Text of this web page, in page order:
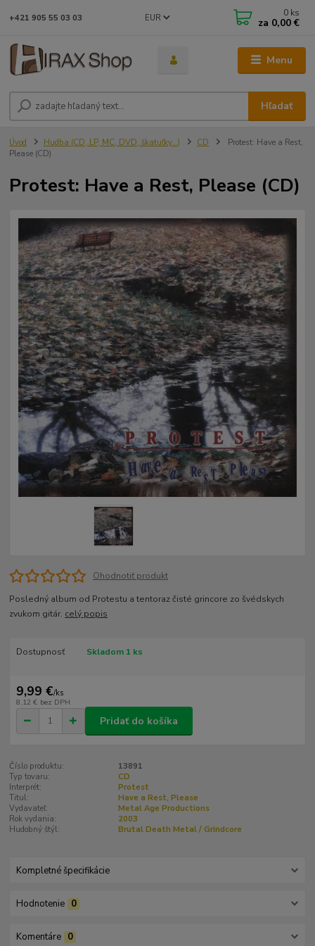
Menu
EUR
Hľadať
+421 905 55 03 03 0 ks
za 0,00 €
Úvod Hudba (CD, LP, MC, DVD, škatuľky...) CD
Protest: Have a Rest,
Please (CD)
Protest: Have a Rest, Please (CD)
Ohodnotiť produkt
Posledný album od Protestu a tentoraz čisté grincore zo švédskych
zvukom gitár. celý popis
Dostupnosť Skladom 1 ks
9,99 €/ks
8,12 € bez DPH
Pridať do košíka
Číslo produktu:
13891
Typ tovaru:
CD
Interprét:
Protest
Titul:
Have a Rest, Please
Vydavateľ:
Metal Age Productions
Rok vydania:
2003
Hudobný štýl:
Brutal Death Metal / Grindcore
Kompletné špecifikácie
Hodnotenie 0
Komentáre 0